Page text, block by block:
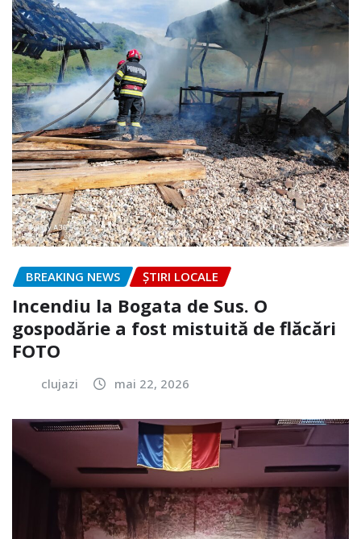
BREAKING NEWS ȘTIRI LOCALE
Incendiu la Bogata de Sus. O
gospodărie a fost mistuită de flăcări
FOTO
clujazi mai 22, 2026